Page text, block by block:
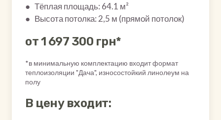
● Тёплая площадь: 64.1 м²
● Высота потолка: 2,5 м (прямой потолок)
от 1 697 300 грн*
*в минимальную комплектацию входит формат
теплоизоляции "Дача", износостойкий линолеум на
полу
В цену входит: